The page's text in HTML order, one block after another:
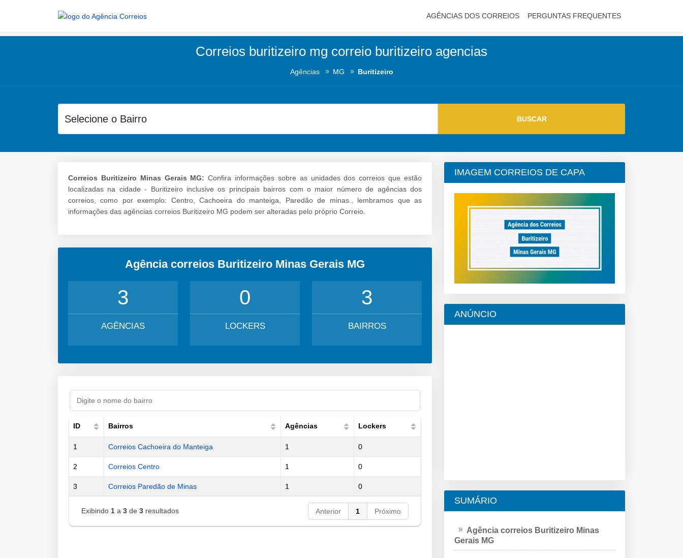
AGÊNCIAS DOS CORREIOS PERGUNTAS FREQUENTES
Correios buritizeiro mg correio buritizeiro agencias
Agências MG Buritizeiro
Correios Buritizeiro Minas Gerais MG: Confira informações sobre as unidades dos correios que estão
localizadas na cidade - Buritizeiro inclusive os principais bairros com o maior número de agências dos
correios, como por exemplo: Centro, Cachoeira do manteiga, Paredão de minas., lembramos que as
informações das agências correios Buritizeiro MG podem ser alteradas pelo próprio Correio.
Agência correios Buritizeiro Minas Gerais MG
3
AGÊNCIAS
0
LOCKERS
3
BAIRROS
ID Bairros Agências Lockers
1 Correios Cachoeira do Manteiga 1 0
2 Correios Centro 1 0
3 Correios Paredão de Minas 1 0
Exibindo 1 a 3 de 3 resultados Anterior 1 Próximo
IMAGEM CORREIOS DE CAPA
ANÚNCIO
SUMÁRIO
Agência correios Buritizeiro Minas
Gerais MG